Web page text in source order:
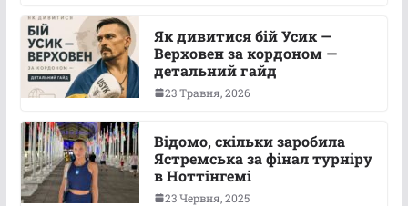
Як дивитися бій Усик —
Верховен за кордоном —
детальний гайд
23 Травня, 2026
Відомо, скільки заробила
Ястремська за фінал турніру
в Ноттінгемі
23 Червня, 2025